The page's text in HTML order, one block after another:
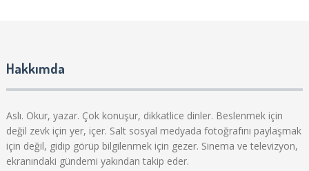
Hakkımda
Aslı. Okur, yazar. Çok konuşur, dikkatlice dinler. Beslenmek için
değil zevk için yer, içer. Salt sosyal medyada fotoğrafını paylaşmak
için değil, gidip görüp bilgilenmek için gezer. Sinema ve televizyon,
ekranındaki gündemi yakından takip eder.